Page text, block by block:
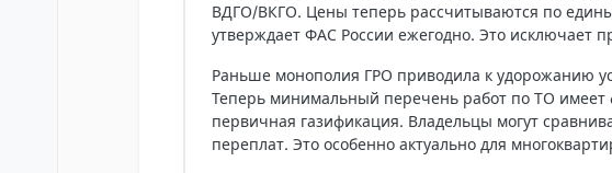
ВДГО/ВКГО. Цены теперь рассчитываются по
утверждает ФАС России ежегодно. Это исключает
Раньше монополия ГРО приводила к удорожанию
Теперь минимальный перечень работ по ТО имеет
первичная газификация. Владельцы могут
переплат. Это особенно актуально для